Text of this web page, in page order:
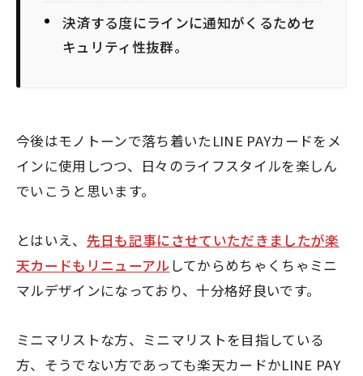
決済する度にラインに通知がくるためセ
キュリティ性抜群。
今後はモノトーンで落ち着いたLINE PAYカードをメ
インに使用しつつ、日々のライフスタイルを楽しん
でいこうと思います。
とはいえ、 先日も記事にさせていただきましたが楽
天カードもリニューアル してからめちゃくちゃミニ
マルデザインになっており、十分格好良いです。
ミニマリストな方、ミニマリストを目指している
方、そうでない方であっても楽天カードかLINE PAY